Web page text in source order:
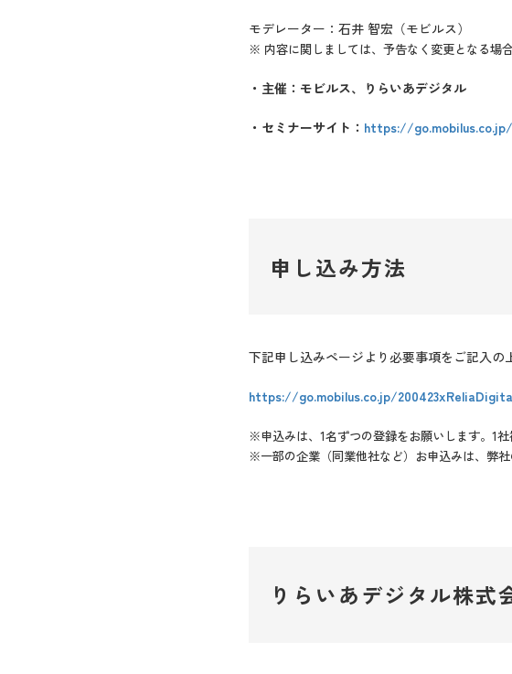
モデレーター：石井 智宏（モビルス）
※ 内容に関しましては、予告なく変更となる場
・主催：モビルス、りらいあデジタル
・セミナーサイト： https://
申し込み方法
下記申し込みページより必要事項をご記入の
https://go.mobilus.co.jp/
※申込みは、1名ずつの登録をお願いします。1
※一部の企業（同業他社など）お申込みは、弊
りらいあデジタル株式